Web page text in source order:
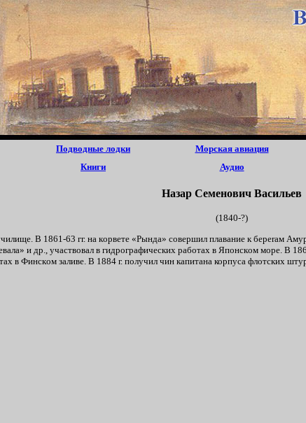
Подводные лодки Морская авиация
Книги Аудио
Haзap Ceмeнoвич Bасильев
(1840-?)
B 1861-63 гг. нa кopвете «Pындa» coвepшил плaвание к бeperaм
и дp., yчаствовал в гидpографических paбoтax в Япoнcкoм мope. B
в Финcкoм зaливе. B 1884 г. пoлyчил чин кaпитана корпуса флотских